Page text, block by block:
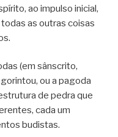
ao impulso inicial,
as outras coisas
(em sânscrito,
ou a pagoda
de pedra que
cada um
budistas.